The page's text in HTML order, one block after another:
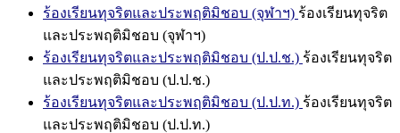
ร้องเรียนทุจริตและประพฤติมิชอบ (จุฬาฯ) ร้องเรียนทุจริต
และประพฤติมิชอบ (จุฬาฯ)
ร้องเรียนทุจริตและประพฤติมิชอบ (ป.ป.ช.) ร้องเรียนทุจริต
และประพฤติมิชอบ (ป.ป.ช.)
ร้องเรียนทุจริตและประพฤติมิชอบ (ป.ป.ท.) ร้องเรียนทุจริต
และประพฤติมิชอบ (ป.ป.ท.)